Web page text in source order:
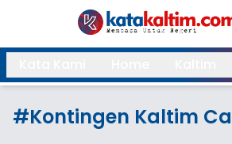
Daerah
Kukar
Samarinda
Bontang
Balikpapan
Search
#Kontingen Kaltim